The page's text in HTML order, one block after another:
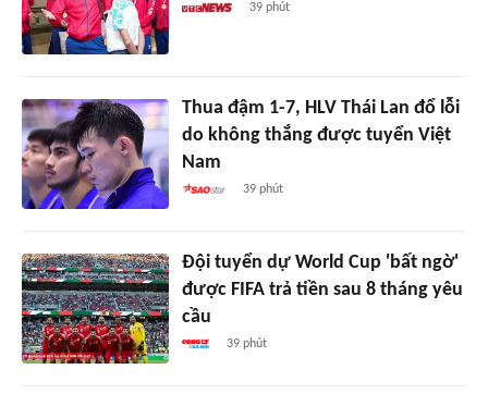
39 phút
Thua đậm 1-7, HLV Thái Lan đổ lỗi
do không thắng được tuyển Việt
Nam
39 phút
Đội tuyển dự World Cup 'bất ngờ'
được FIFA trả tiền sau 8 tháng yêu
cầu
39 phút